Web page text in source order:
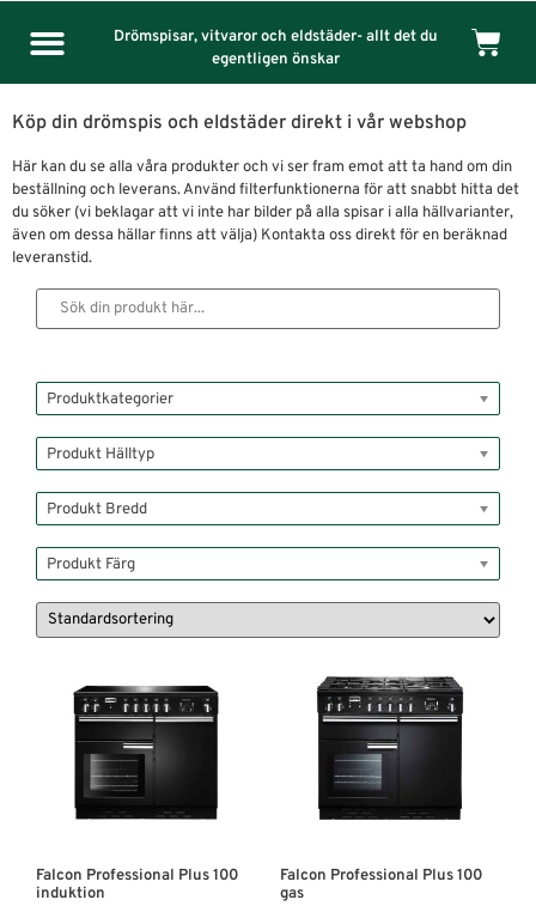
Drömspisar, vitvaror och eldstäder- allt det du
egentligen önskar
Köp din drömspis och eldstäder direkt i vår webshop
Här kan du se alla våra produkter och vi ser fram emot att ta hand om din
beställning och leverans. Använd filterfunktionerna för att snabbt hitta det
du söker (vi beklagar att vi inte har bilder på alla spisar i alla hällvarianter,
även om dessa hällar finns att välja) Kontakta oss direkt för en beräknad
leveranstid.
Produktkategorier
Produkt Hälltyp
Produkt Bredd
Produkt Färg
Falcon Professional Plus 100
induktion
Falcon Professional Plus 100
gas